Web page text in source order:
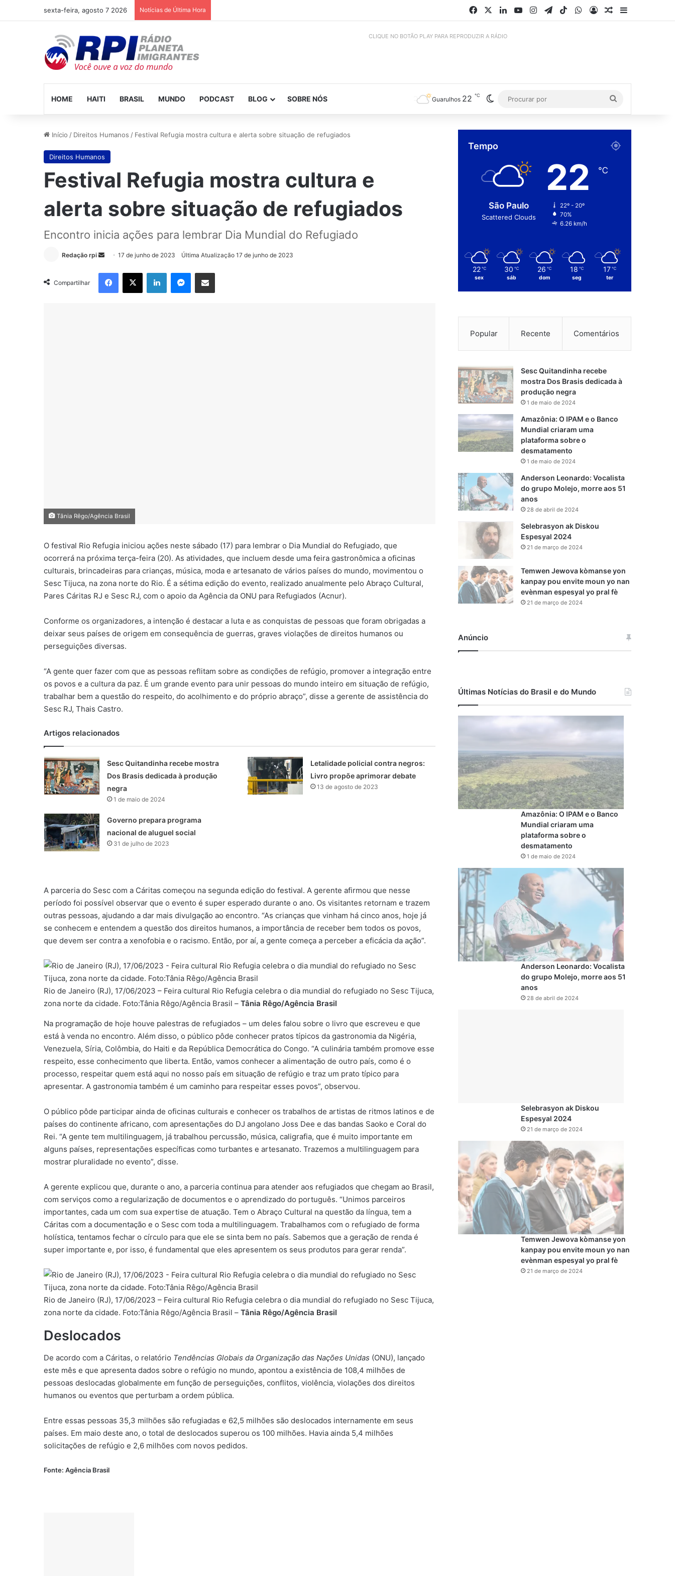
sexta-feira, agosto 7 2026 Notícias de Última Hora FacebookLinkedinYouTubeInstagram
TelegramTikTokWhatsApp
EntrarArtigo aleatório
Barra Lateral
CLIQUE NO BOTÃO PLAY PARA REPRODUZIR A RÁDIO
HOME HAITI BRASIL MUNDO PODCAST BLOG SOBRE NÓS Guarulhos 22 ℃ Switch skin
por
Início / Direitos Humanos / Festival Refugia mostra cultura e alerta sobre situação de refugiados
Direitos Humanos
Festival Refugia mostra cultura e
alerta sobre situação de refugiados
Encontro inicia ações para lembrar Dia Mundial do Refugiado
Redação rpi
Mande
e-
17 de junho de 2023 Última Atualização 17 de junho de 2023
Compartilhar
Facebook
X LinkedinMessenger
Compartilhar via e-mail
Tânia Rêgo/Agência Brasil
O festival Rio Refugia iniciou ações neste sábado (17) para lembrar o Dia Mundial do Refugiado, que
ocorrerá na próxima terça-feira (20). As atividades, que incluem desde uma feira gastronômica a oficinas
culturais, brincadeiras para crianças, música, moda e artesanato de vários países do mundo, movimentou o
Sesc Tijuca, na zona norte do Rio. É a sétima edição do evento, realizado anualmente pelo Abraço Cultural,
Pares Cáritas RJ e Sesc RJ, com o apoio da Agência da ONU para Refugiados (Acnur).
Conforme os organizadores, a intenção é destacar a luta e as conquistas de pessoas que foram obrigadas a
deixar seus países de origem em consequência de guerras, graves violações de direitos humanos ou
perseguições diversas.
“A gente quer fazer com que as pessoas reflitam sobre as condições de refúgio, promover a integração entre
os povos e a cultura da paz. É um grande evento para unir pessoas do mundo inteiro em situação de refúgio,
trabalhar bem a questão do respeito, do acolhimento e do próprio abraço”, disse a gerente de assistência do
Sesc RJ, Thais Castro.
Artigos relacionados
Sesc Quitandinha recebe mostra
Dos Brasis dedicada à produção
negra
1 de maio de 2024
Letalidade policial contra negros:
Livro propõe aprimorar debate
13 de agosto de 2023
Governo prepara programa
nacional de aluguel social
31 de julho de 2023
A parceria do Sesc com a Cáritas começou na segunda edição do festival. A gerente afirmou que nesse
período foi possível observar que o evento é super esperado durante o ano. Os visitantes retornam e trazem
outras pessoas, ajudando a dar mais divulgação ao encontro. “As crianças que vinham há cinco anos, hoje já
se conhecem e entendem a questão dos direitos humanos, a importância de receber bem todos os povos,
que devem ser contra a xenofobia e o racismo. Então, por aí, a gente começa a perceber a eficácia da ação”.
Rio de Janeiro (RJ), 17/06/2023 – Feira cultural Rio Refugia celebra o dia mundial do refugiado no Sesc Tijuca,
zona norte da cidade. Foto:Tânia Rêgo/Agência Brasil – Tânia Rêgo/Agência Brasil
Na programação de hoje houve palestras de refugiados – um deles falou sobre o livro que escreveu e que
está à venda no encontro. Além disso, o público pôde conhecer pratos típicos da gastronomia da Nigéria,
Venezuela, Síria, Colômbia, do Haiti e da República Democrática do Congo. “A culinária também promove esse
respeito, esse conhecimento que liberta. Então, vamos conhecer a alimentação de outro país, como é o
processo, respeitar quem está aqui no nosso país em situação de refúgio e traz um prato típico para
apresentar. A gastronomia também é um caminho para respeitar esses povos”, observou.
O público pôde participar ainda de oficinas culturais e conhecer os trabalhos de artistas de ritmos latinos e de
países do continente africano, com apresentações do DJ angolano Joss Dee e das bandas Saoko e Coral do
Rei. “A gente tem multilinguagem, já trabalhou percussão, música, caligrafia, que é muito importante em
alguns países, representações específicas como turbantes e artesanato. Trazemos a multilinguagem para
mostrar pluralidade no evento”, disse.
A gerente explicou que, durante o ano, a parceria continua para atender aos refugiados que chegam ao Brasil,
com serviços como a regularização de documentos e o aprendizado do português. “Unimos parceiros
importantes, cada um com sua expertise de atuação. Tem o Abraço Cultural na questão da língua, tem a
Cáritas com a documentação e o Sesc com toda a multilinguagem. Trabalhamos com o refugiado de forma
holística, tentamos fechar o círculo para que ele se sinta bem no país. Sabemos que a geração de renda é
super importante e, por isso, é fundamental que eles apresentem os seus produtos para gerar renda”.
Rio de Janeiro (RJ), 17/06/2023 – Feira cultural Rio Refugia celebra o dia mundial do refugiado no Sesc Tijuca,
zona norte da cidade. Foto:Tânia Rêgo/Agência Brasil – Tânia Rêgo/Agência Brasil
Deslocados
De acordo com a Cáritas, o relatório Tendências Globais da Organização das Nações Unidas (ONU), lançado
este mês e que apresenta dados sobre o refúgio no mundo, apontou a existência de 108,4 milhões de
pessoas deslocadas globalmente em função de perseguições, conflitos, violência, violações dos direitos
humanos ou eventos que perturbam a ordem pública.
Entre essas pessoas 35,3 milhões são refugiadas e 62,5 milhões são deslocados internamente em seus
países. Em maio deste ano, o total de deslocados superou os 100 milhões. Havia ainda 5,4 milhões
solicitações de refúgio e 2,6 milhões com novos pedidos.
Fonte: Agência Brasil
Tempo
São Paulo
Scattered Clouds
22 ℃
22º - 20º
70%
6.26 km/h
22 ℃
sex
30 ℃
sáb
26 ℃
dom
18 ℃
seg
17 ℃
ter
Popular Recente Comentários
Sesc Quitandinha recebe
mostra Dos Brasis dedicada à
produção negra
1 de maio de 2024
Amazônia: O IPAM e o Banco
Mundial criaram uma
plataforma sobre o
desmatamento
1 de maio de 2024
Anderson Leonardo: Vocalista
do grupo Molejo, morre aos 51
anos
28 de abril de 2024
Selebrasyon ak Diskou
Espesyal 2024
21 de março de 2024
Temwen Jewova kòmanse yon
kanpay pou envite moun yo nan
evènman espesyal yo pral fè
21 de março de 2024
Anúncio
Últimas Notícias do Brasil e do Mundo
Amazônia: O IPAM e o Banco
Mundial criaram uma
plataforma sobre o
desmatamento
1 de maio de 2024
Anderson Leonardo: Vocalista
do grupo Molejo, morre aos 51
anos
28 de abril de 2024
Selebrasyon ak Diskou
Espesyal 2024
21 de março de 2024
Temwen Jewova kòmanse yon
kanpay pou envite moun yo nan
evènman espesyal yo pral fè
21 de março de 2024